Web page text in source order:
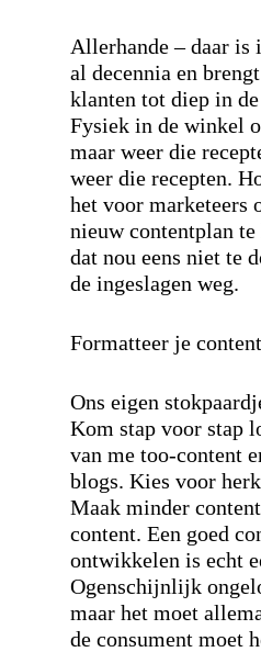
Allerhande – daar is
al decennia en
klanten tot diep in
Fysiek in de winkel
maar weer die
weer die recepten.
het voor marketeers
nieuw contentplan te
dat nou eens niet te
de ingeslagen weg.
Formatteer je content
Ons eigen
Kom stap voor stap
van me too-content
blogs. Kies voor
Maak minder
content. Een goed
ontwikkelen is echt
Ogenschijnlijk
maar het moet
de consument moet